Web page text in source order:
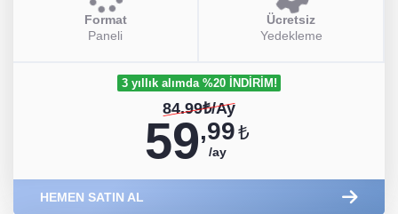
Format
Paneli
Ücretsiz
Yedekleme
3 yıllık alımda %20 İNDİRİM!
84.99₺/Ay
59 /ay
,99₺
HEMEN SATIN AL